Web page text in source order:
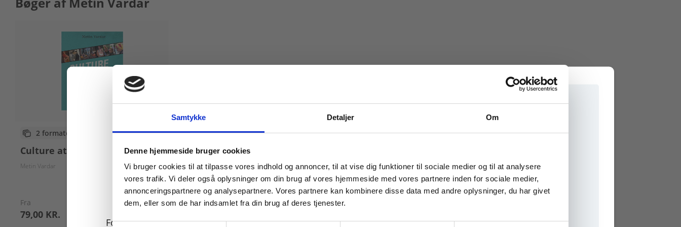
Samtykke Detaljer Om
Denne hjemmeside bruger cookies
Vi bruger cookies til at tilpasse vores indhold og annoncer, til at vise dig funktioner til sociale medier og til at analysere
vores trafik. Vi deler også oplysninger om din brug af vores hjemmeside med vores partnere inden for sociale medier,
annonceringspartnere og analysepartnere. Vores partnere kan kombinere disse data med andre oplysninger, du har givet
dem, eller som de har indsamlet fra din brug af deres tjenester.
2 formater
Culture at Hand
Metin Vardar
Fra
79,00 KR.
Køb læremidler og find masterclasses mm.
For privatkunder og
For institutioner og
Tilgå dine onlinematerialer